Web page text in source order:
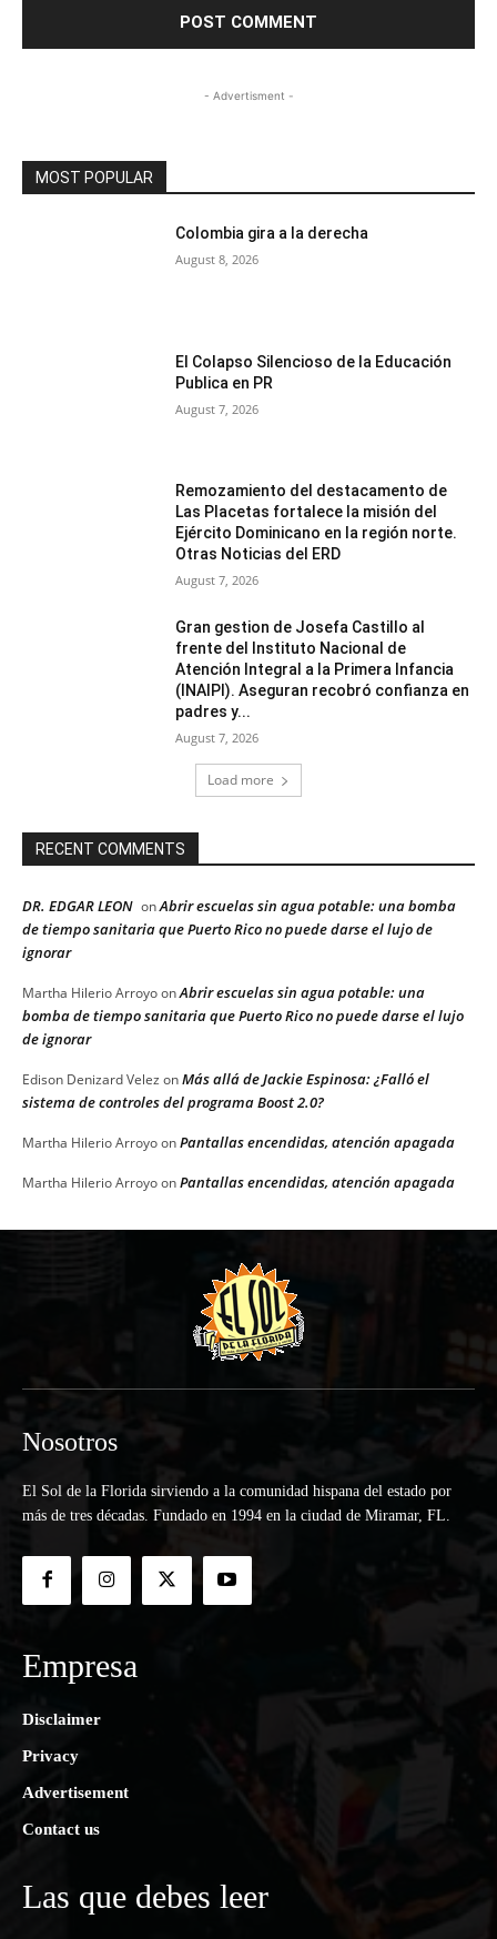
- Advertisment -
MOST POPULAR
Colombia gira a la derecha
August 8, 2026
El Colapso Silencioso de la Educación
Publica en PR
August 7, 2026
Remozamiento del destacamento de
Las Placetas fortalece la misión del
Ejército Dominicano en la región norte.
Otras Noticias del ERD
August 7, 2026
Gran gestion de Josefa Castillo al
frente del Instituto Nacional de
Atención Integral a la Primera Infancia
(INAIPI). Aseguran recobró confianza en
padres y...
August 7, 2026
Load more
RECENT COMMENTS
DR. EDGAR LEON onAbrir escuelas sin agua potable: una bomba
de tiempo sanitaria que Puerto Rico no puede darse el lujo de
ignorar
Martha Hilerio ArroyoonAbrir escuelas sin agua potable: una
bomba de tiempo sanitaria que Puerto Rico no puede darse el lujo
de ignorar
Edison Denizard Velez onMás allá de Jackie Espinosa: ¿Falló el
sistema de controles del programa Boost 2.0?
Martha Hilerio ArroyoonPantallas encendidas, atención apagada
Martha Hilerio ArroyoonPantallas encendidas, atención apagada
Nosotros
El Sol de la Florida sirviendo a la comunidad hispana del estado por
más de tres décadas. Fundado en 1994 en la ciudad de Miramar, FL.
Empresa
Disclaimer
Privacy
Advertisement
Contact us
Las que debes leer